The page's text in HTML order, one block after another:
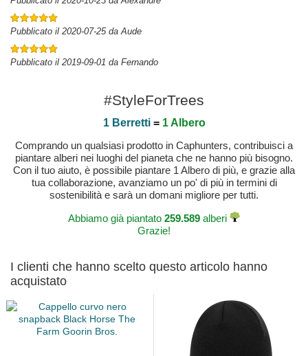
Pubblicato il 2020-07-25 da Aude
Pubblicato il 2019-09-01 da Fernando
#StyleForTrees
1 Berretti= 1 Albero
Comprando un qualsiasi prodotto in Caphunters, contribuisci a
piantare alberi nei luoghi del pianeta che ne hanno più bisogno.
Con il tuo aiuto, è possibile piantare 1 Albero di più, e grazie alla
tua collaborazione, avanziamo un po' di più in termini di
sostenibilità e sarà un domani migliore per tutti.
Abbiamo già piantato 259.589 alberi
Grazie!
I clienti che hanno scelto questo articolo hanno
acquistato